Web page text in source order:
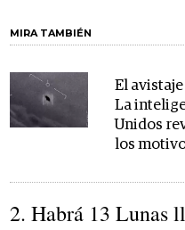
MIRA TAMBIÉN
El
La
Unidos
los
2. Habrá 13 Lunas